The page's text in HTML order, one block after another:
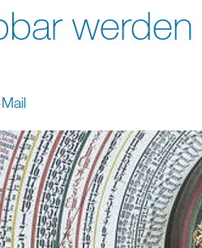
werden